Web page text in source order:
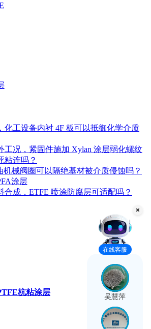
化工设备内衬 4F 板可以抵御化学介质
工况，紧固件施加 Xylan 涂层弱化螺纹
粘连吗？
机械阀圈可以隔绝基材被介质侵蚀吗？
涂层
合成，ETFE 喷涂防腐层可适配吗？
杭粘涂层
在线客服
吴慧萍